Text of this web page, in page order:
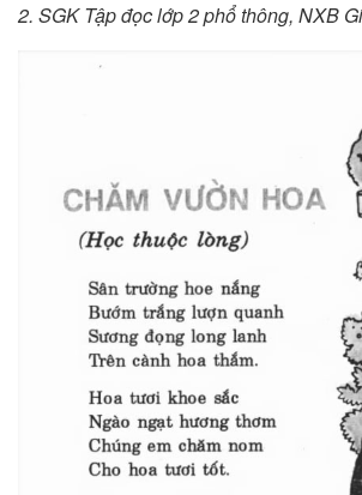
2. SGK Tập đọc lớp 2 phổ thông, NXB